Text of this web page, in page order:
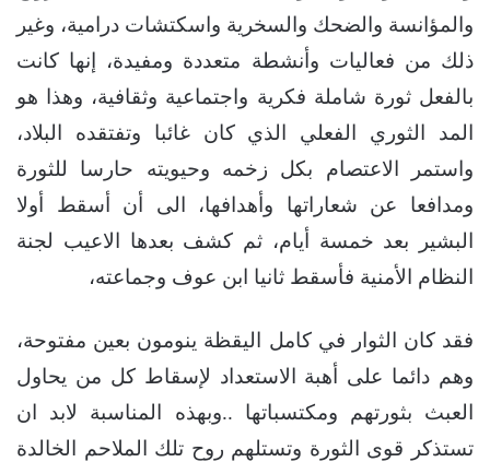
والمؤانسة والضحك والسخرية واسكتشات درامية، وغير
ذلك من فعاليات وأنشطة متعددة ومفيدة، إنها كانت
بالفعل ثورة شاملة فكرية واجتماعية وثقافية، وهذا هو
المد الثوري الفعلي الذي كان غائبا وتفتقده البلاد،
واستمر الاعتصام بكل زخمه وحيويته حارسا للثورة
ومدافعا عن شعاراتها وأهدافها، الى أن أسقط أولا
البشير بعد خمسة أيام، ثم كشف بعدها الاعيب لجنة
النظام الأمنية فأسقط ثانيا ابن عوف وجماعته،
فقد كان الثوار في كامل اليقظة ينومون بعين مفتوحة،
وهم دائما على أهبة الاستعداد لإسقاط كل من يحاول
العبث بثورتهم ومكتسباتها ..وبهذه المناسبة لابد ان
تستذكر قوى الثورة وتستلهم روح تلك الملاحم الخالدة